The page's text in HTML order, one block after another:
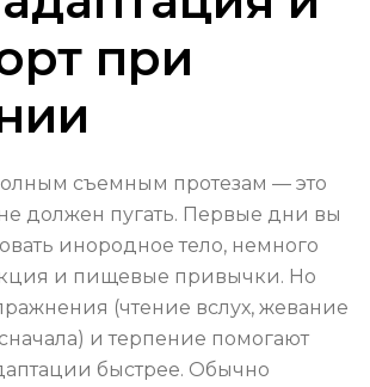
при
съемным протезам — это
должен пугать. Первые дни вы
инородное тело, немного
и пищевые привычки. Но
(чтение вслух, жевание
и терпение помогают
быстрее. Обычно